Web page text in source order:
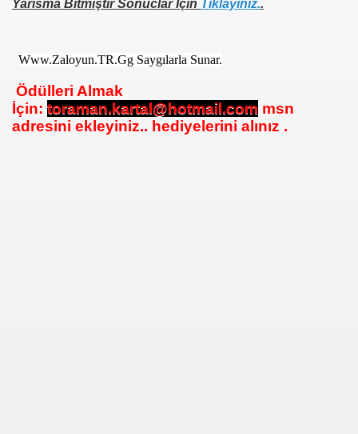
Yarısma Bitmiştir Sonuclar İçin Tıklayınız..
Www.Zaloyun.TR.Gg Saygılarla Sunar.
Ödülleri Almak
İçin: toraman.kartal@hotmail.com msn
adresini ekleyiniz.. hediyelerini alınız .